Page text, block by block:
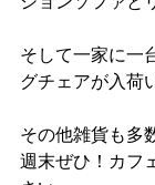
そして一家に一
グチェアが入荷
その他雑貨も多
週末ぜひ！カフ